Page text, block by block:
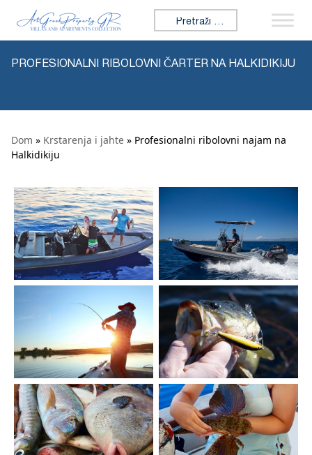
Preskoči na sadržaj
Tražiti:
PROFESIONALNI RIBOLOVNI ČARTER NA HALKIDIKIJU
Dom » Krstarenja i jahte » Profesionalni ribolovni najam na
Halkidikiju